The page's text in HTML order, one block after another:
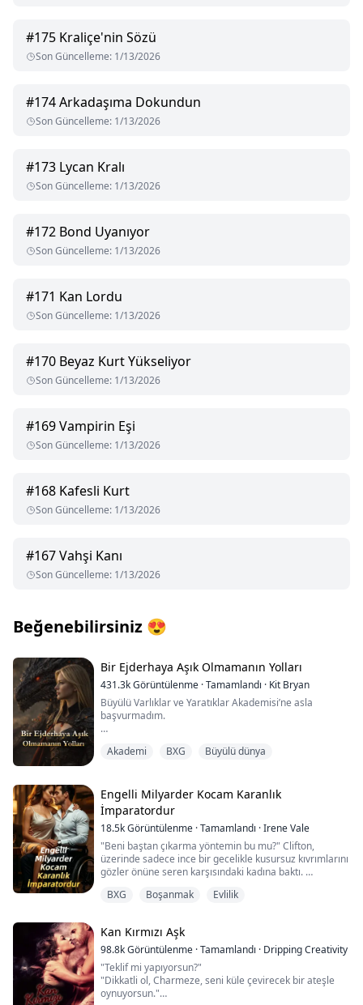
#175 Kraliçe'nin Sözü
Son Güncelleme: 1/13/2026
#174Arkadaşıma Dokundun
Son Güncelleme: 1/13/2026
#173 Lycan Kralı
Son Güncelleme: 1/13/2026
#172 Bond Uyanıyor
Son Güncelleme: 1/13/2026
#171 Kan Lordu
Son Güncelleme: 1/13/2026
#170 Beyaz Kurt Yükseliyor
Son Güncelleme: 1/13/2026
#169Vampirin Eşi
Son Güncelleme: 1/13/2026
#168 Kafesli Kurt
Son Güncelleme: 1/13/2026
#167Vahşi Kanı
Son Güncelleme: 1/13/2026
Beğenebilirsiniz 😍
Bir Ejderhaya Aşık Olmamanın Yolları
431.3kGörüntülenme ·Tamamlandı · Kit Bryan
Büyülü Varlıklar ve Yaratıklar Akademisi’ne asla
başvurmadım.
bekleyen bir yurt odası ve sanki beni benden iyi
Herkes Akademi’yi bilir; cadıların büyülerini
keskinleştirdiği, şekil değiştiricilerin formlarına
hükmetmeyi öğrendiği ve her türden büyülü varlığın
yeteneklerini kontrol etmeyi öğrendiği yer burasıdır.
Herkes… benden başka herkes.
değiştiriyorum, ne ufak bir büyü numaram var, hiçbir
kızım. O yüzden derslerde sanki buraya aitmişim gibi
oturup rol yapıyorum ve kanımda saklı olan şeyle ilgili
en küçük ipucunu yakalayabilmek için dikkatle
dinliyorum.
Benden bile daha meraklı olan tek kişi Blake Nyvas.
Akademi BXG Büyülü dünya
Engelli Milyarder Kocam Karanlık
İmparatordur
18.5kGörüntülenme ·Tamamlandı ·Irene Vale
"Beni baştan çıkarma yöntemin bu mu?" Clifton,
üzerinde sadece ince bir gecelikle kusursuz kıvrımlarını
gözler önüne seren karşısındaki kadına baktı.
"İtiraf ediyorum, ilgimi çekiyorsun." Clifton aniden
bacaklarımın arasına kaydı.
Yatağa bastırılmıştım ve onun bedenime yaşattığı hazzı
hissediyordum.
"Uslu dur ve beni içine al." Clifton sert bir hamleyle
BXG Boşanmak Evlilik
Kan Kırmızı Aşk
98.8kGörüntülenme ·Tamamlandı · Dripping Creativity
"Teklif mi yapıyorsun?"
"Dikkatli ol, Charmeze, seni küle çevirecek bir ateşle
oynuyorsun."